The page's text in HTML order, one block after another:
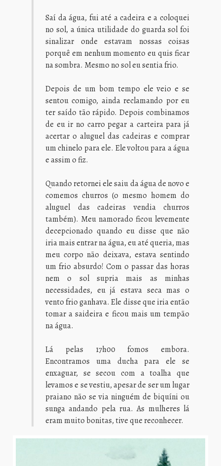
Saí da água, fui até a cadeira e a coloquei
no sol, a única utilidade do guarda sol foi
sinalizar onde estavam nossas coisas
porquê em nenhum momento eu quis ficar
na sombra. Mesmo no sol eu sentia frio.
Depois de um bom tempo ele veio e se
sentou comigo, ainda reclamando por eu
ter saído tão rápido. Depois combinamos
de eu ir no carro pegar a carteira para já
acertar o aluguel das cadeiras e comprar
um chinelo para ele. Ele voltou para a água
e assim o fiz.
Quando retornei ele saiu da água de novo e
comemos churros (o mesmo homem do
aluguel das cadeiras vendia churros
também). Meu namorado ficou levemente
decepcionado quando eu disse que não
iria mais entrar na água, eu até queria, mas
meu corpo não deixava, estava sentindo
um frio absurdo! Com o passar das horas
nem o sol supria mais as minhas
necessidades, eu já estava seca mas o
vento frio ganhava. Ele disse que iria então
tomar a saideira e ficou mais um tempão
na água.
Lá pelas 17h00 fomos embora.
Encontramos uma ducha para ele se
enxaguar, se secou com a toalha que
levamos e se vestiu, apesar de ser um lugar
praiano não se via ninguém de biquíni ou
sunga andando pela rua. As mulheres lá
eram muito bonitas, tive que reconhecer.